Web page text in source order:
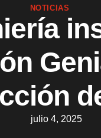
NOTICIAS
julio 4, 2025